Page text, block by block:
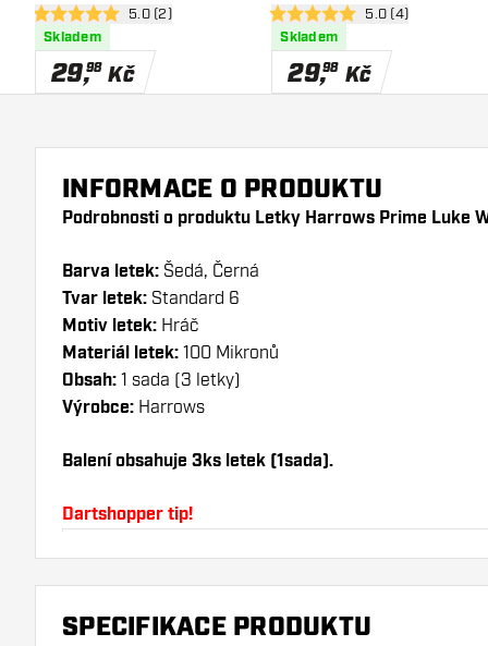
otevřít panel recenzí
5 hodnoticí hvězdičky
5.0 (2)
Skladem
29,98 Kč
otevřít panel
5 hodnoticí hvězdičky
5.0 (4)
Skladem
29,98 Kč
INFORMACE O PRODUKTU
Podrobnosti o produktu Letky Harrows Prime Luke
Barva letek: Šedá, Černá
Tvar letek: Standard 6
Motiv letek: Hráč
Materiál letek: 100 Mikronů
Obsah: 1 sada (3 letky)
Výrobce: Harrows
Balení obsahuje 3ks letek (1sada).
Dartshopper tip!
Ujistěte se, že máte po ruce dostatek letky a
používáním poškodit nebo zlomit.
SPECIFIKACE PRODUKTU